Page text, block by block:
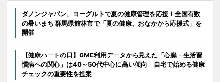
ダノンジャパン、ヨーグルトで夏の健康管理を応援！全国有数
の暑いまち 群馬県館林市で「夏の健康、おなかから応援式」を
開催
【健康ハートの日】GME利用データから見えた「心臓・生活習
慣病への関心」は40～50代中心に高い傾向 自宅で始める健康
チェックの重要性を提案